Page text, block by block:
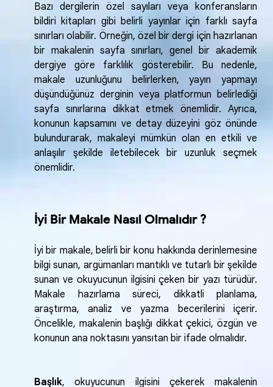
Bazı dergilerin özel sayıları veya konferansların
bildiri kitapları gibi belirli yayınlar için farklı sayfa
sınırları olabilir. Örneğin, özel bir dergi için hazırlanan
bir makalenin sayfa sınırları, genel bir akademik
dergiye göre farklılık gösterebilir. Bu nedenle,
makale uzunluğunu belirlerken, yayın yapmayı
düşündüğünüz derginin veya platformun belirlediği
sayfa sınırlarına dikkat etmek önemlidir. Ayrıca,
konunun kapsamını ve detay düzeyini göz önünde
bulundurarak, makaleyi mümkün olan en etkili ve
anlaşılır şekilde iletebilecek bir uzunluk seçmek
önemlidir.
İyi Bir Makale Nasıl Olmalıdır ?
İyi bir makale, belirli bir konu hakkında derinlemesine
bilgi sunan, argümanları mantıklı ve tutarlı bir şekilde
sunan ve okuyucunun ilgisini çeken bir yazı türüdür.
Makale hazırlama süreci, dikkatli planlama,
araştırma, analiz ve yazma becerilerini içerir.
Öncelikle, makalenin başlığı dikkat çekici, özgün ve
konunun ana noktasını yansıtan bir ifade olmalıdır.
Başlık, okuyucunun ilgisini çekerek makalenin